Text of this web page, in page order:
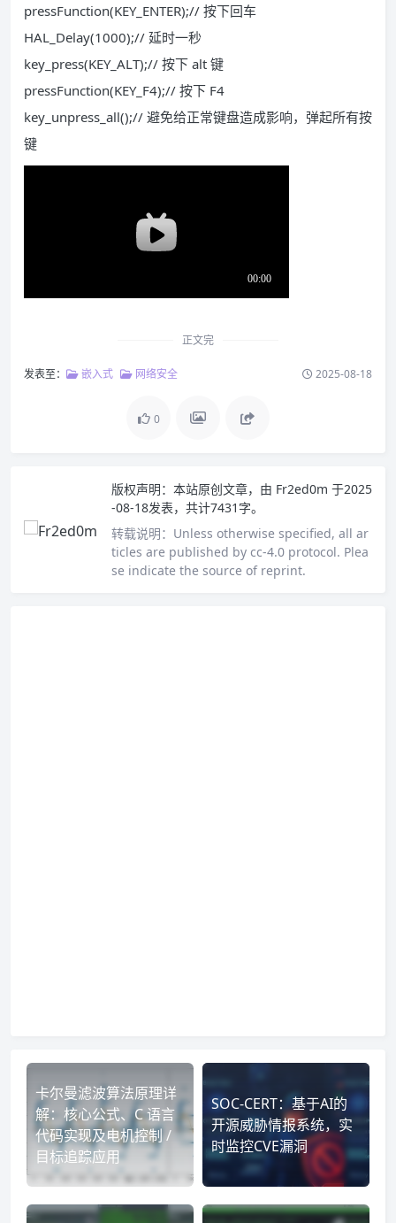
pressFunction(KEY_ENTER);// 按下回车
HAL_Delay(1000);// 延时一秒
key_press(KEY_ALT);// 按下 alt 键
pressFunction(KEY_F4);// 按下 F4
key_unpress_all();// 避免给正常键盘造成影响，弹起所有按
键
正文完
发表至： 嵌入式 网络安全 2025-08-18
0
版权声明： 本站原创文章，由 Fr2ed0m 于2025
-08-18发表，共计7431字。
转载说明： Unless otherwise specified, all ar
ticles are published by cc-4.0 protocol. Plea
se indicate the source of reprint.
卡尔曼滤波算法原理详
解：核心公式、C 语言
代码实现及电机控制 /
目标追踪应用
SOC-CERT：基于AI的
开源威胁情报系统，实
时监控CVE漏洞